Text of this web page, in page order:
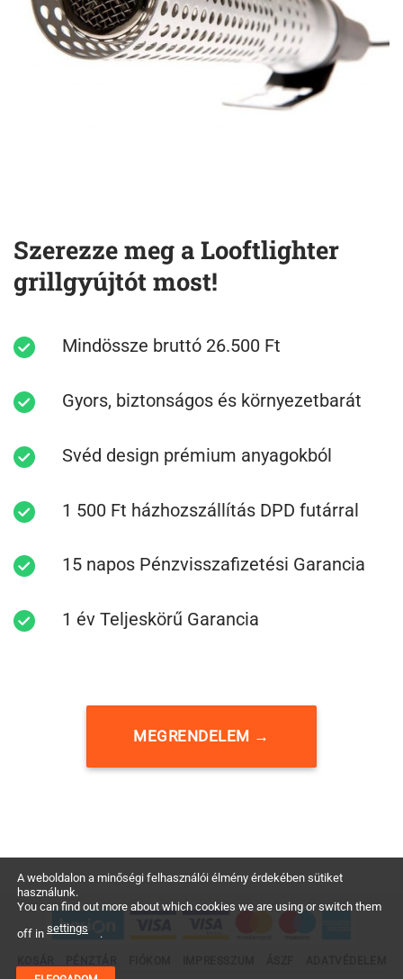
Szerezze meg a Looftlighter
grillgyújtót most!
Mindössze bruttó 26.500 Ft
Gyors, biztonságos és környezetbarát
Svéd design prémium anyagokból
1 500 Ft házhozszállítás DPD futárral
15 napos Pénzvisszafizetési Garancia
1 év Teljeskörű Garancia
MEGRENDELEM →
A weboldalon a minőségi felhasználói élmény érdekében sütiket
használunk.
You can find out more about which cookies we are using or switch them
off in settings .